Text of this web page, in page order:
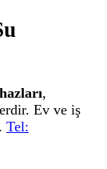
,
Ev ve iş
Tel: